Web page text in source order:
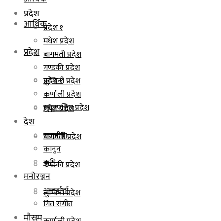
आर्थिक
प्रदेश
प्रदेश १
मधेश प्रदेश
बागमती प्रदेश
गण्डकी प्रदेश
लुम्बिनी प्रदेश
प्रदेश
प्रदेश १
मधेश प्रदेश
बागमती प्रदेश
गण्डकी प्रदेश
लुम्बिनी प्रदेश
कर्णाली प्रदेश
सुदूरपश्चिम प्रदेश
देश
राजनीति
कानुन
कृषि
मनोरञ्जन
अन्तर्वार्ता
गित संगीत
मौसम